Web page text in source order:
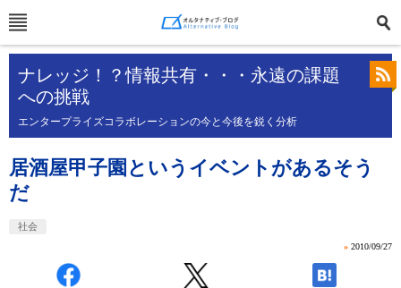
ナレッジ！？情報共有・・・永遠の課題
への挑戦
エンタープライズコラボレーションの今と今後を鋭く分析
居酒屋甲子園というイベントがあるそう
だ
社会
» 2010/09/27